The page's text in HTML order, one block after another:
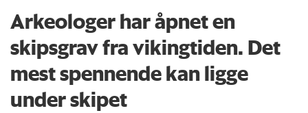
Arkeologer har åpnet en
skipsgrav fra vikingtiden. Det
mest spennende kan ligge
under skipet